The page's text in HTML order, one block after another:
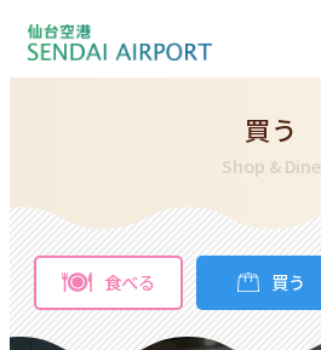
買う
Shop & Dine
食べる 買う